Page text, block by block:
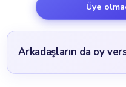
Üye
Arkadaşların da oy